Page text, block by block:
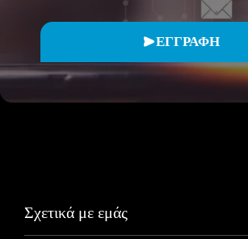
ΕΓΓΡΑΦΗ
Σχετικά με εμάς